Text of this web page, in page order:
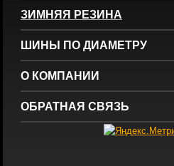
ЗИМНЯЯ РЕЗИНА
ШИНЫ ПО ДИАМЕТРУ
О КОМПАНИИ
ОБРАТНАЯ СВЯЗЬ